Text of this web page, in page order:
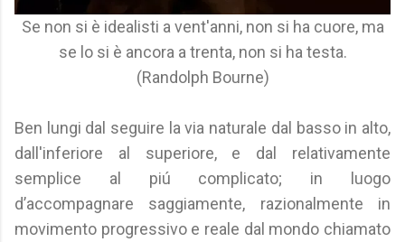
Se non si è idealisti a vent'anni, non si ha cuore, ma
se lo si è ancora a trenta, non si ha testa.
(Randolph Bourne)
Ben lungi dal seguire la via naturale dal basso in alto,
dall'inferiore al superiore, e dal relativamente
semplice al piú complicato; in luogo
d’accompagnare saggiamente, razionalmente in
movimento progressivo e reale dal mondo chiamato